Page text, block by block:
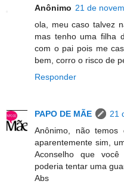
Anônimo 21 de
ola, meu caso talvez
mas tenho uma filha
com o pai pois me
bem, corro o risco de
Responder
PAPO DE MÃE
21
Anônimo, não temos
aparentemente sim,
Aconselho que você
poderia tentar uma
Abs